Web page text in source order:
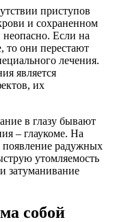
приступов
и сохраненном
Если на
то они перестают
лечения.
является
их
в глазу бывают
– глаукоме. На
появление радужных
утомляемость
затуманивание
собой